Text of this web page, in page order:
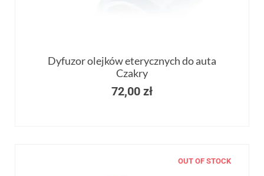
Dyfuzor olejków eterycznych do auta
Czakry
72,00 zł
OUT OF STOCK